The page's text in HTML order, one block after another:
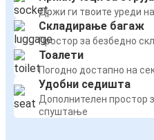
Држи ги твоите уреди
Складирање багаж
Простор за безбедно
Тоалети
Погодно достапно на
Удобни седишта
Дополнителен простор
спуштање